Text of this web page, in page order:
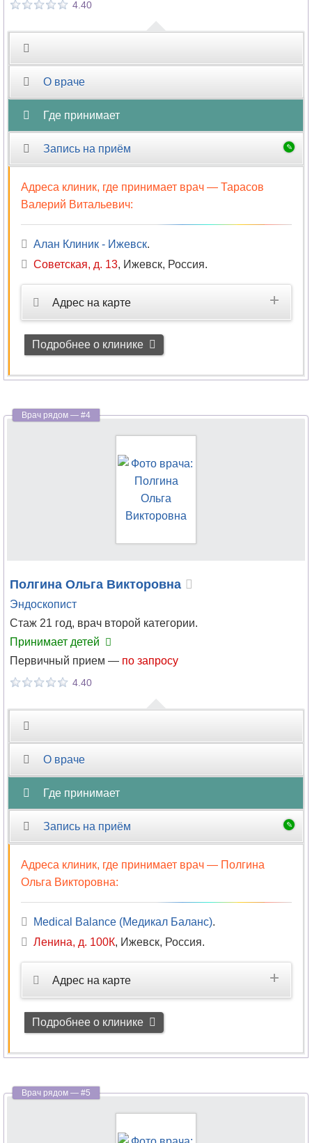
4.40
О враче
Где принимает
Запись на приём
Адреса клиник, где принимает врач — Тарасов
Валерий Витальевич:
Алан Клиник - Ижевск.
Советская, д. 13, Ижевск, Россия.
Адрес на карте
Подробнее о клинике
Полгина Ольга Викторовна
Эндоскопист
Стаж 21 год, врач второй категории.
Принимает детей
Первичный прием — по запросу
4.40
О враче
Где принимает
Запись на приём
Адреса клиник, где принимает врач — Полгина
Ольга Викторовна:
Medical Balance (Медикал Баланс).
Ленина, д. 100К, Ижевск, Россия.
Адрес на карте
Подробнее о клинике